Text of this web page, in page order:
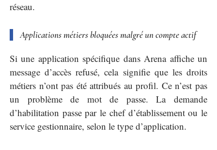
réseau.
Applications métiers bloquées malgré un compte actif
Si une application spécifique dans Arena affiche un
message d’accès refusé, cela signifie que les droits
métiers n’ont pas été attribués au profil. Ce n’est pas
un problème de mot de passe. La demande
d’habilitation passe par le chef d’établissement ou le
service gestionnaire, selon le type d’application.